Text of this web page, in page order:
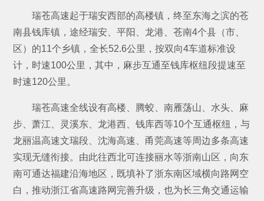
瑞苍高速起于瑞安西部的高楼镇，终至东海之滨的苍
南县钱库镇，途经瑞安、平阳、龙港、苍南4个县（市、
区）的11个乡镇，全长52.6公里，按双向4车道标准设
计，时速100公里，其中，麻步互通至钱库枢纽段提速至
时速120公里。
瑞苍高速全线设有高楼、腾蛟、南雁荡山、水头、麻
步、萧江、灵溪东、龙港西、钱库西等10个互通枢纽，与
龙丽温高速文瑞段、沈海高速、甬莞高速等周边多条高速
实现无缝衔接。由此往西北可连接丽水等浙南山区，向东
南可通达福建沿海地区，既填补了浙东南区域横向路网空
白，推动浙江省高速路网完善升级，也为长三角交通运输